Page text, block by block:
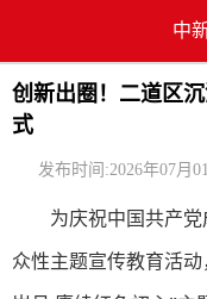
中
创新出圈！二道区
式
发布时间:2026年07月
为庆祝中国共产党
众性主题宣传教育活